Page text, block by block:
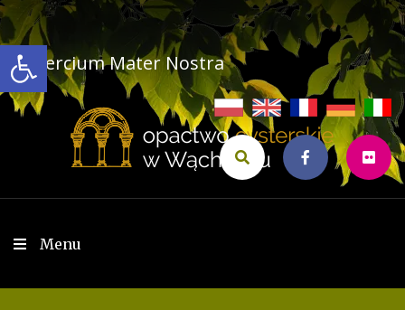
Open toolbar
Przejdź
do
treściCistercium Mater Nostra
Menu